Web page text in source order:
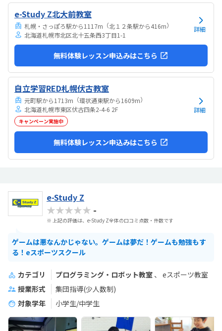
e-Study Z北大前教室
札幌・さっぽろ駅から1117m （北１２条駅から416m）
北海道札幌市北区北十五条西3丁目1-1
詳細
無料体験レッスン申込みはこちら
自立学習RED札幌伏古教室
元町駅から1713m （環状通東駅から1609m）
北海道札幌市東区伏古四条2-4-6 2F
キャンペーン実施中
詳細
無料体験レッスン申込みはこちら
e-Study Z
★★★★★ -
※ 上記の評価は、e-Study Z全体の口コミ点数・件数です
ゲームは悪なんかじゃない。ゲームは夢だ！ゲームも勉強もす
る！eスポーツスクール
カテゴリ プログラミング・ロボット教室
eスポーツ教室
授業形式
集団指導(少人数制)
対象学年
小学生/中学生